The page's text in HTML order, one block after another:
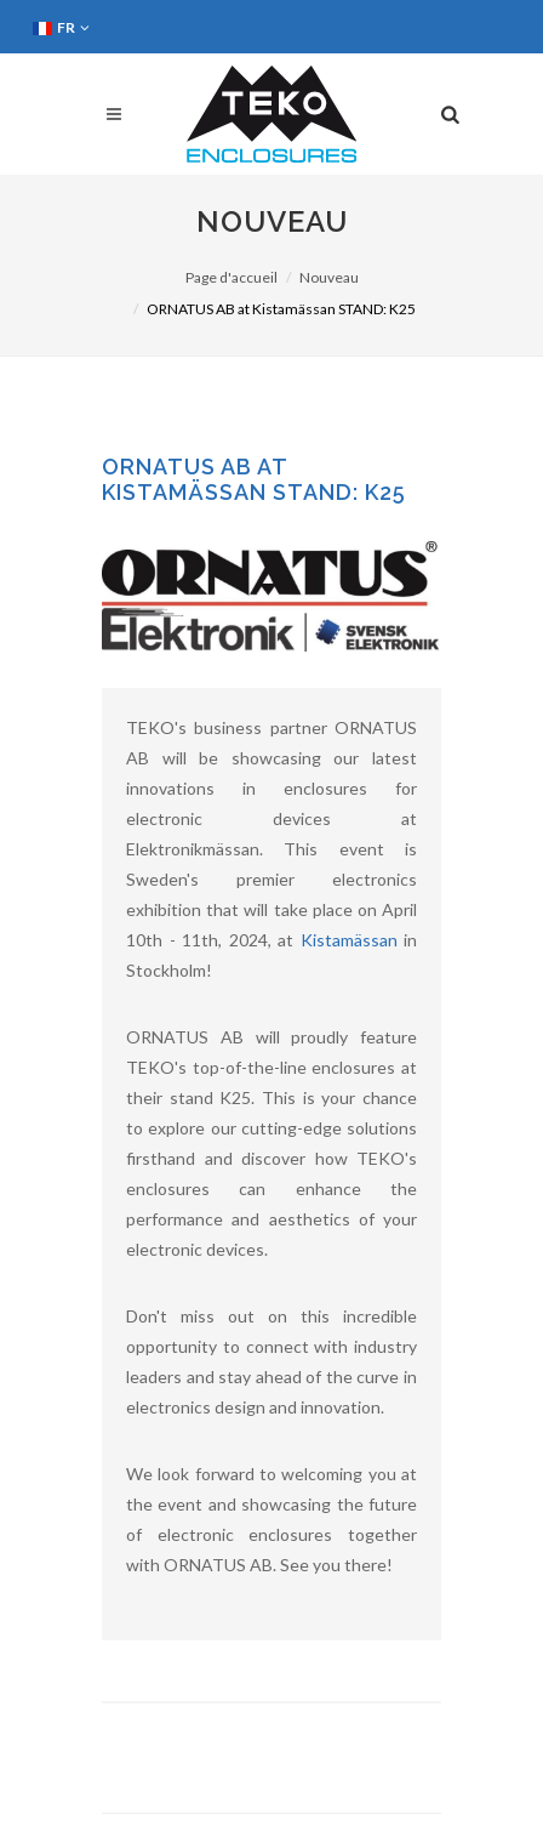
FR
NOUVEAU
Page d'accueil
Nouveau
ORNATUS AB at Kistamässan STAND: K25
ORNATUS AB AT
KISTAMÄSSAN STAND: K25
TEKO's business partner ORNATUS
AB will be showcasing our latest
innovations in enclosures for
electronic devices at
Elektronikmässan. This event is
Sweden's premier electronics
exhibition that will take place on April
10th - 11th, 2024, at Kistamässan in
Stockholm!
ORNATUS AB will proudly feature
TEKO's top-of-the-line enclosures at
their stand K25. This is your chance
to explore our cutting-edge solutions
firsthand and discover how TEKO's
enclosures can enhance the
performance and aesthetics of your
electronic devices.
Don't miss out on this incredible
opportunity to connect with industry
leaders and stay ahead of the curve in
electronics design and innovation.
We look forward to welcoming you at
the event and showcasing the future
of electronic enclosures together
with ORNATUS AB. See you there!